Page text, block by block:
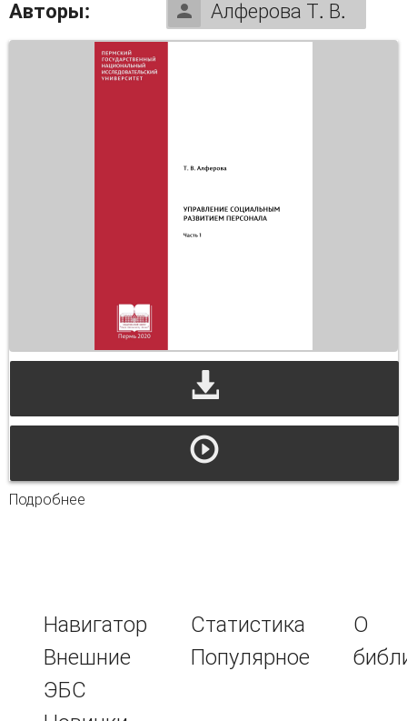
Авторы: Алферова Т. В.
Подробнее
Навигатор
Внешние
ЭБС
Статистика
Популярное
О